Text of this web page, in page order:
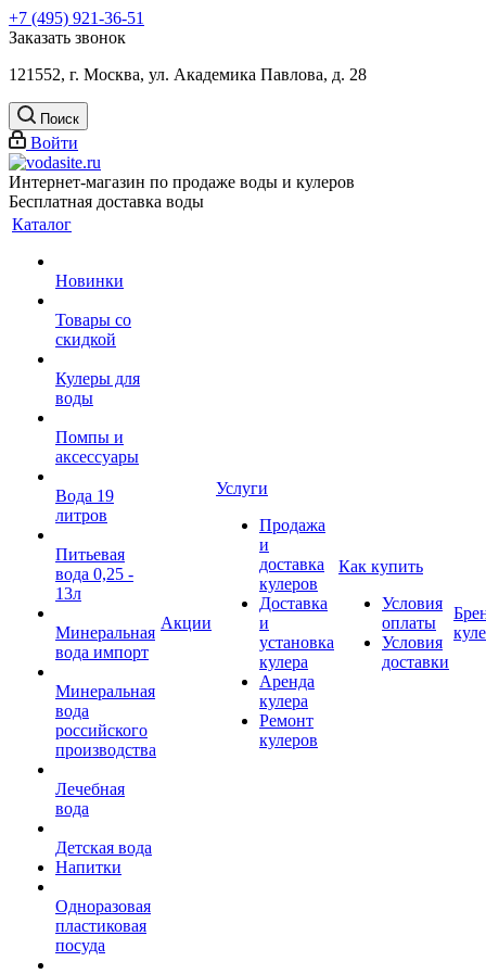
+7 (495) 921-36-51
Заказать звонок
121552, г. Москва, ул. Академика Павлова, д. 28
Поиск
Войти
Интернет-магазин по продаже воды и кулеров
Бесплатная доставка воды
Каталог
Новинки
Товары со
скидкой
Кулеры для
воды
Помпы и
аксессуары
Вода 19
литров
Питьевая
вода 0,25 -
13л
Минеральная
вода импорт
Минеральная
вода
российского
производства
Лечебная
вода
Детская вода
Напитки
Одноразовая
пластиковая
посуда
Акции
Услуги
Продажа
и
доставка
кулеров
Доставка
и
установка
кулера
Аренда
кулера
Ремонт
кулеров
Как купить
Условия
оплаты
Условия
доставки